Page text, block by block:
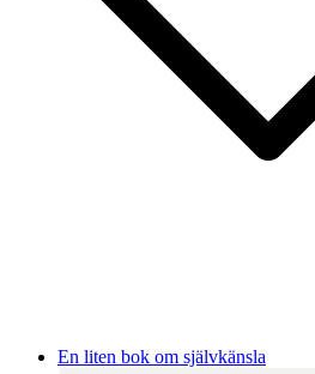
En liten bok om självkänsla